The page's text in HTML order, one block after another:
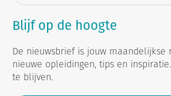
Blijf op de hoogte
De nieuwsbrief is jouw maandelijkse
nieuwe opleidingen, tips en
te blijven.